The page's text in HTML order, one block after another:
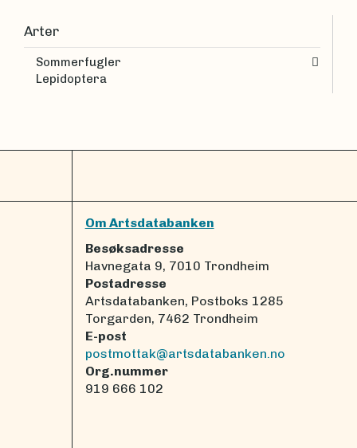
Arter
Sommerfugler
Lepidoptera
Om Artsdatabanken
Besøksadresse
Havnegata 9, 7010 Trondheim
Postadresse
Artsdatabanken, Postboks 1285
Torgarden, 7462 Trondheim
E-post
postmottak@artsdatabanken.no
Org.nummer
919 666 102